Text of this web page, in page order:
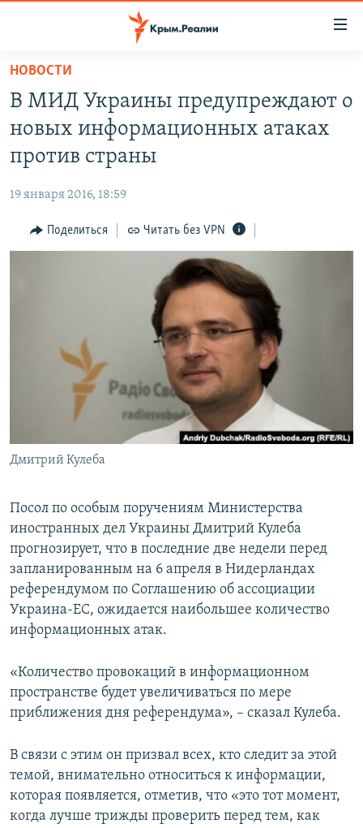
Вернуться
основному
содержанию
главной
навигации
Вернутся
СПЕЦПРОЕКТЫ
11 ЛЕТ ОККУПАЦИИ КРЫМА. 11 ИСТОРИЙ СОПРОТИВЛЕНИЯ
ЕЩЕ
ИНТЕРАКТИВ
ТЕЛЕПРОЕКТ КРЫМ.РЕАЛИИ
СОВЕТЫ ПРАВОЗАЩИТНИКОВ
ПРОПАВШИЕ БЕЗ ВЕСТИ
ПОБЕДИТЕЛЕЙ НЕ СУДЯТ?
КРЫМ.НЕПОКОРЕННЫЙ
УКРАИНСКАЯ ПРОБЛЕМА КРЫМА
РАДІО СВОБОДА
КАК ОБОЙТИ БЛОКИРОВКУ
ПРИСОЕДИНЯЙТЕСЬ!
НОВОСТИ
В МИД Украины предупреждают о
новых информационных атаках
против страны
19 января 2016, 18:59
Поделиться Читать без VPN
Дмитрий Кулеба
Посол по особым поручениям Министерства
иностранных дел Украины Дмитрий Кулеба
прогнозирует, что в последние две недели перед
запланированным на 6 апреля в Нидерландах
референдумом по Соглашению об ассоциации
Украина-ЕС, ожидается наибольшее количество
информационных атак.
«Количество провокаций в информационном
пространстве будет увеличиваться по мере
приближения дня референдума», – сказал Кулеба.
В связи с этим он призвал всех, кто следит за этой
темой, внимательно относиться к информации,
которая появляется, отметив, что «это тот момент,
когда лучше трижды проверить перед тем, как